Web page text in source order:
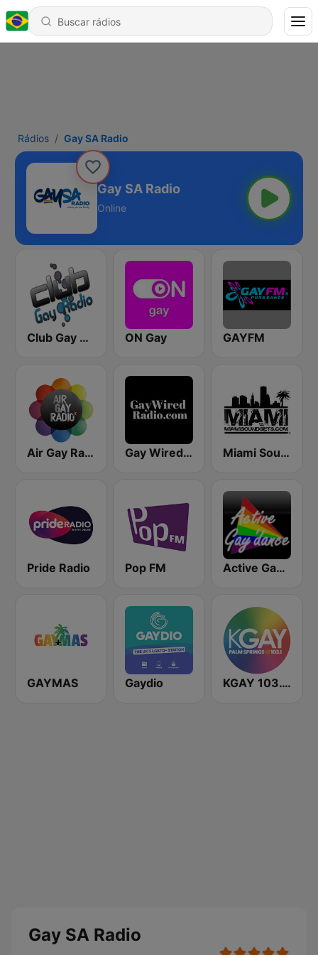
Rádios Gay SA Radio
Gay SA Radio
Online
Club Gay Radio ON Gay GAYFM
Air Gay Radio Gay Wired Radio - GayWiredRadio.com Miami SoundSets
Pride Radio Pop FM Active Gay Dance - Only the dance 90
GAYMAS Gaydio KGAY 103.1 Palm Springs
Gay SA Radio